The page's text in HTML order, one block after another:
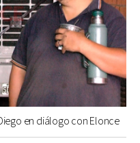
en diálogo con Elonce